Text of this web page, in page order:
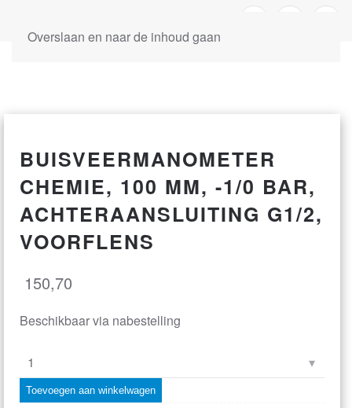
Overslaan en naar de inhoud gaan
BUISVEERMANOMETER
CHEMIE, 100 MM, -1/0 BAR,
ACHTERAANSLUITING G1/2,
VOORFLENS
150,70
Beschikbaar via nabestelling
buisveermanometer
chemie,
Toevoegen aan winkelwagen